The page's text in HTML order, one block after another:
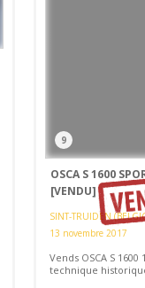
9
OSCA S 1600
[VENDU]
SINT-TRUIDEN
13 novembre 2017
Vends OSCA S 1600
technique